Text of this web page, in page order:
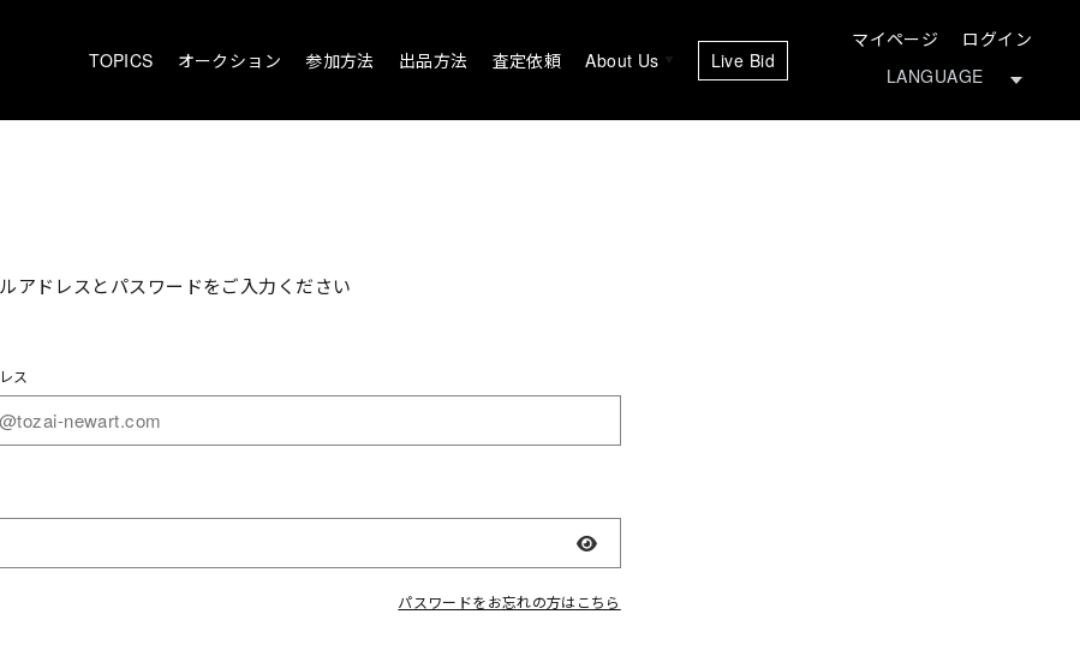
TOPICS オークション 参加方法 出品方法 査定依頼 About Us Live Bid
マイページ ログイン
アドレスとパスワードをご入力ください
ス
表示
パスワードをお忘れの方はこちら